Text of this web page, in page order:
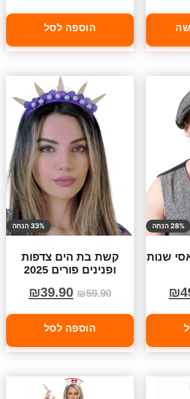
הוספה לסל
28% הנחה
שנות
₪
33% הנחה
קשת בת הים צדפות
ופנינים פורים 2025
₪59.90
₪39.90
הוספה לסל